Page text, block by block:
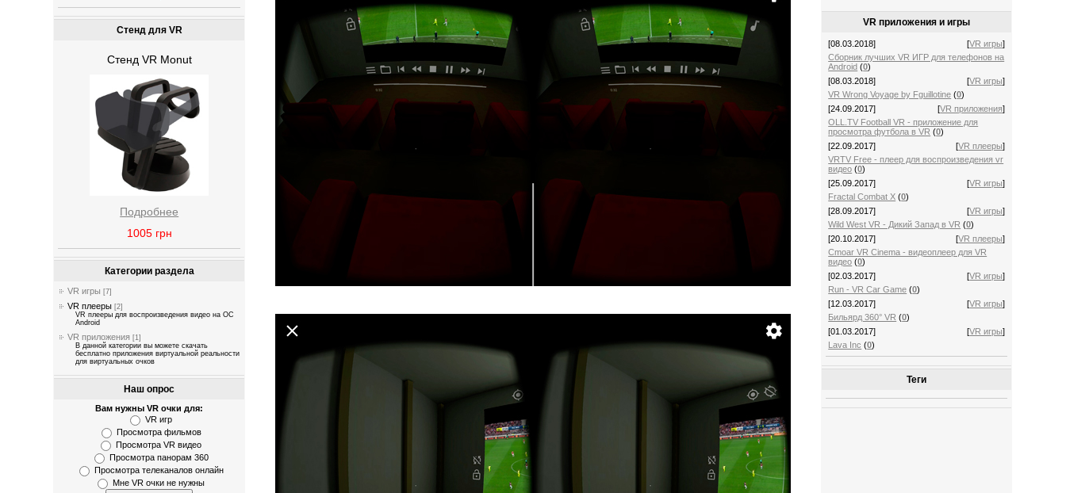
Стенд для VR
Стенд VR Monut
Подробнее
1005 грн
Категории раздела
VR игры [7]
VR плееры [2]
VR плееры для воспроизведения видео на OC
Android
VR приложения [1]
В данной категории вы можете скачать
бесплатно приложения виртуальной реальности
для виртуальных очков
Наш опрос
Вам нужны VR очки для:
VR игр
Просмотра фильмов
Просмотра VR видео
Просмотра панорам 360
Просмотра телеканалов онлайн
Мне VR очки не нужны
VR приложения и игры
[08.03.2018] [VR игры]
Сборник лучших VR ИГР для телефонов на
Android (0)
[08.03.2018]
[VR игры]
VR Wrong Voyage by Fguillotine (0)
[24.09.2017]
[VR приложения]
OLL.TV Football VR - приложение для
просмотра футбола в VR (0)
[22.09.2017]
[VR плееры]
VRTV Free - плеер для воспроизведения vr
видео (0)
[25.09.2017]
[VR игры]
Fractal Combat X (0)
[28.09.2017]
[VR игры]
Wild West VR - Дикий Запад в VR (0)
[20.10.2017]
[VR плееры]
Cmoar VR Cinema - видеоплеер для VR
видео (0)
[02.03.2017]
[VR игры]
Run - VR Car Game (0)
[12.03.2017]
[VR игры]
Бильярд 360° VR (0)
[01.03.2017]
[VR игры]
Lava Inc (0)
Теги